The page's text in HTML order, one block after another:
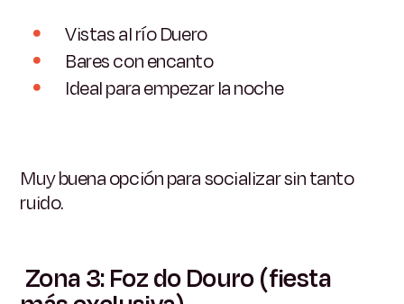
Vistas al río Duero
Bares con encanto
Ideal para empezar la noche
Muy buena opción para socializar sin tanto
ruido.
Zona 3: Foz do Douro (fiesta